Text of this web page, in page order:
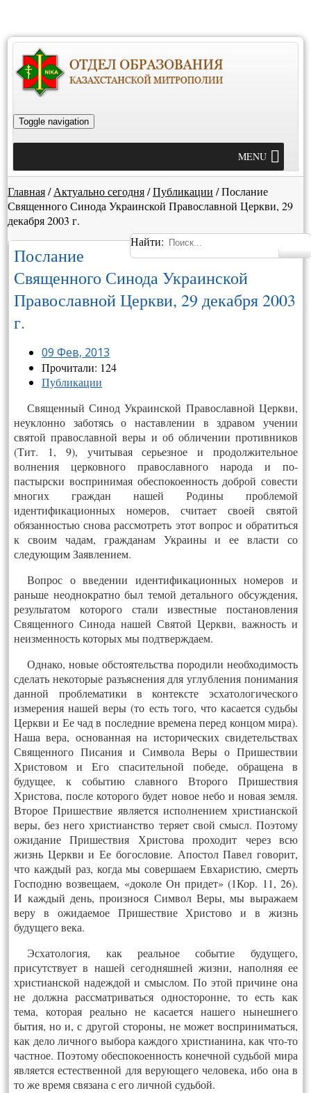
Toggle navigation
MENU
Главная/ Актуально сегодня/Публикации /Послание
Священного Синода Украинской Православной Церкви, 29
декабря 2003 г.
Найти:
Послание
Священного Синода Украинской
Православной Церкви, 29 декабря 2003
г.
09 Фев, 2013
Прочитали: 124
Публикации
Священный Синод Украинской Православной Церкви,
неуклонно заботясь о наставлении в здравом учении
святой православной веры и об обличении противников
(Тит. 1, 9), учитывая серьезное и продолжительное
волнения церковного православного народа и по-
пастырски воспринимая обеспокоенность доброй совести
многих граждан нашей Родины проблемой
идентификационных номеров, считает своей святой
обязанностью снова рассмотреть этот вопрос и обратиться
к своим чадам, гражданам Украины и ее власти со
следующим Заявлением.
Вопрос о введении идентификационных номеров и
раньше неоднократно был темой детального обсуждения,
результатом которого стали известные постановления
Священного Синода нашей Святой Церкви, важность и
неизменность которых мы подтверждаем.
Однако, новые обстоятельства породили необходимость
сделать некоторые разъяснения для углубления понимания
данной проблематики в контексте эсхатологического
измерения нашей веры (то есть того, что касается судьбы
Церкви и Ее чад в последние времена перед концом мира).
Наша вера, основанная на исторических свидетельствах
Священного Писания и Символа Веры о Пришествии
Христовом и Его спасительной победе, обращена в
будущее, к событию славного Второго Пришествия
Христова, после которого будет новое небо и новая земля.
Второе Пришествие является исполнением христианской
веры, без него христианство теряет свой смысл. Поэтому
ожидание Пришествия Христова проходит через всю
жизнь Церкви и Ее богословие. Апостол Павел говорит,
что каждый раз, когда мы совершаем Евхаристию, смерть
Господню возвещаем, «доколе Он придет» (1Кор. 11, 26).
И каждый день, произнося Символ Веры, мы выражаем
веру в ожидаемое Пришествие Христово и в жизнь
будущего века.
Эсхатология, как реальное событие будущего,
присутствует в нашей сегодняшней жизни, наполняя ее
христианской надеждой и смыслом. По этой причине она
не должна рассматриваться односторонне, то есть как
тема, которая реально не касается нашего нынешнего
бытия, но и, с другой стороны, не может восприниматься,
как дело личного выбора каждого христианина, как что-то
частное. Поэтому обеспокоенность конечной судьбой мира
является естественной для верующего человека, ибо она в
то же время связана с его личной судьбой.